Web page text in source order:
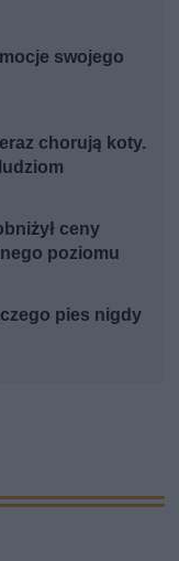
swojego
chorują koty.
ceny
poziomu
pies nigdy